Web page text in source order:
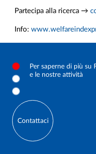
Partecipa alla ricerca →
Info:
Per saperne di più su
e le nostre attività
Contattaci